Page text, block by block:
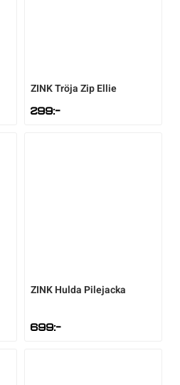
ZINKTröja Zip Ellie
299:-
ZINKHulda Pilejacka
699:-